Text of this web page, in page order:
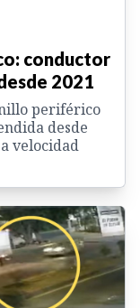
conductor
2021
periférico
desde
velocidad